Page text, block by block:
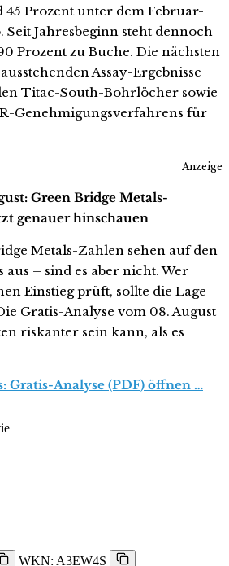
Prozent unter dem Februar-
Jahresbeginn steht dennoch
Prozent zu Buche. Die nächsten
Assay-Ergebnisse
Titac-South-Bohrlöcher sowie
Genehmigungsverfahrens für
Anzeige
Green Bridge Metals-
genauer hinschauen
Metals-Zahlen sehen auf den
– sind es aber nicht. Wer
Einstieg prüft, sollte die Lage
Gratis-Analyse vom 08. August
riskanter sein kann, als es
Gratis-Analyse (PDF) öffnen …
WKN: A3EW4S